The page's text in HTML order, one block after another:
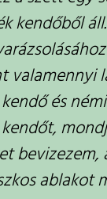
kendőből
valamennyi
és
ablakot